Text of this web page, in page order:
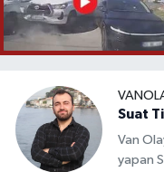
Suat
Van
yapan